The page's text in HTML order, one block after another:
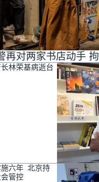
再对两家书店动手
林荣基病逝台
施六年 北京持
管控